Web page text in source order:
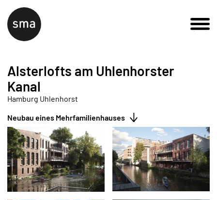
Alsterlofts am Uhlenhorster
Kanal
Hamburg Uhlenhorst
Neubau eines Mehrfamilienhauses